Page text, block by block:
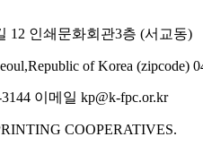
12 인쇄문화회관3층 (서교동)
of Korea (zipcode)
이메일 kp@k-fpc.or.kr
COOPERATIVES.